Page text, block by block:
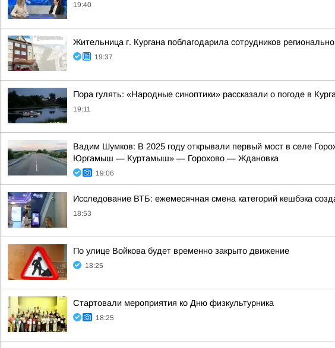
19:40
Жительница г. Кургана поблагодарила сотрудников
19:37
Пора гулять: «Народные синоптики» рассказали о погоде в
19:11
Вадим Шумков: В 2025 году открывали первый мост в селе
Юргамыш — Куртамыш» — Горохово — Ждановка
19:06
Исследование ВТБ: ежемесячная смена категорий кешбэка
18:53
По улице Войкова будет временно закрыто движение
18:25
Стартовали мероприятия ко Дню физкультурника
18:25